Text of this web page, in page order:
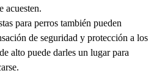
acuesten.
para perros también pueden
de seguridad y protección a los
alto puede darles un lugar para